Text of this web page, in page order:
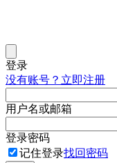
登录
没有账号？立即注册
用户名或邮箱
登录密码
记住登录找回密码